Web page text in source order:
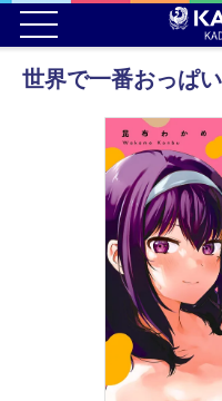
世界で一番おっぱ